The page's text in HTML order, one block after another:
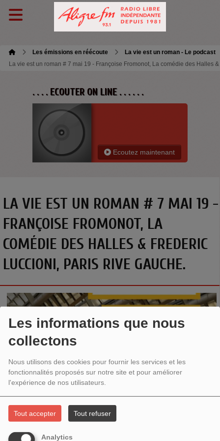
Les informations que nous
collectons
Nous utilisons des cookies pour fournir les services et les
fonctionnalités proposés sur notre site et pour améliorer
l'expérience de nos utilisateurs.
Tout accepter Tout refuser
Analytics
Les émissions en réécoute
La vie est un roman - Le podcast
La vie est un roman # 7 mai 19 - Françoise Fromonot, La comédie des Halles
. . . . ECOUTER ON LINE . . . . . .
Ecoutez maintenant
LA VIE EST UN ROMAN # 7 MAI 19 -
FRANÇOISE FROMONOT, LA
COMÉDIE DES HALLES & FREDERIC
LUCCIONI, PARIS RIVE GAUCHE.
FRANÇOISE FROMONOT, LA COMÉDIE
MISE EN SCÈNE, LA FABRIQUE ÉDITIONS
L’inauguration en grande pompe de la Canopée des Halles, au